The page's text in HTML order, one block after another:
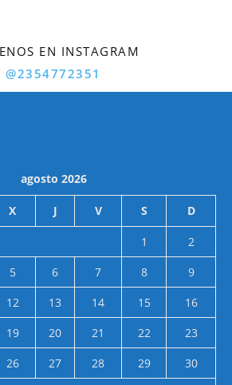
EN INSTAGRAM
@2354772351
agosto 2026
X J V S D
1
2
5 6 7 8
9
12 13 14 15
16
19 20 21 22
23
26 27 28 29
30